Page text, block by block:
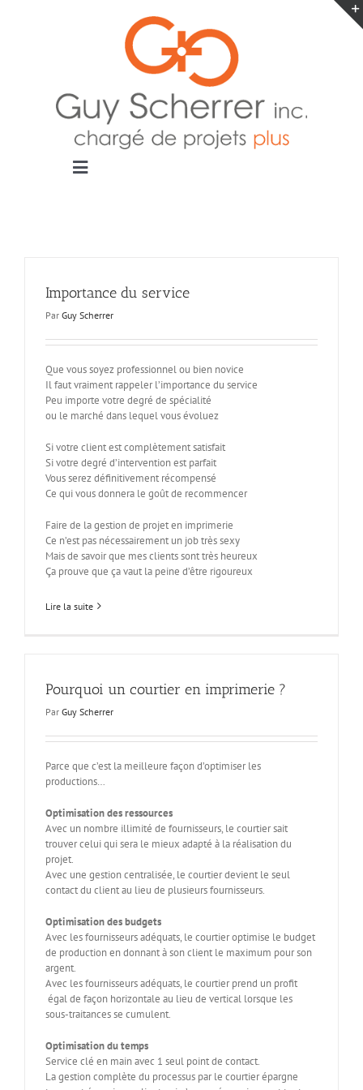
Toggle
Importance du service
Par Guy Scherrer
Que vous soyez professionnel ou bien novice
Il faut vraiment rappeler l’importance du service
Peu importe votre degré de spécialité
ou le marché dans lequel vous évoluez
Si votre client est complètement satisfait
Si votre degré d’intervention est parfait
Vous serez définitivement récompensé
Ce qui vous donnera le goût de recommencer
Faire de la gestion de projet en imprimerie
Ce n’est pas nécessairement un job très sexy
Mais de savoir que mes clients sont très heureux
Ça prouve que ça vaut la peine d’être rigoureux
Lire la suite
Pourquoi un courtier en imprimerie ?
Par Guy Scherrer
Parce que c’est la meilleure façon d’optimiser les
productions…
Optimisation des ressources
Avec un nombre illimité de fournisseurs, le courtier sait
trouver celui qui sera le mieux adapté à la réalisation du
projet.
Avec une gestion centralisée, le courtier devient le seul
contact du client au lieu de plusieurs fournisseurs.
Optimisation des budgets
Avec les fournisseurs adéquats, le courtier optimise le budget
de production en donnant à son client le maximum pour son
argent.
Avec les fournisseurs adéquats, le courtier prend un profit
égal de façon horizontale au lieu de vertical lorsque les
sous-traitances se cumulent.
Optimisation du temps
Service clé en main avec 1 seul point de contact.
La gestion complète du processus par le courtier épargne